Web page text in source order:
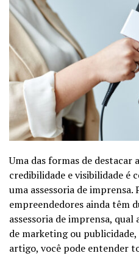
Uma das formas de destacar
credibilidade e visibilidade é
uma assessoria de imprensa.
empreendedores ainda têm
assessoria de imprensa,
de marketing ou
artigo, você pode entender